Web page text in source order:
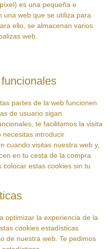
es una pequeña e
una web que se utiliza para
ello, se almacenan varios
web.
partes de la web funcionen
de usuario sigan
te facilitamos la visita
necesitas introducir
cuando visitas nuestra web y,
en tu cesta de la compra
estas cookies sin tu
optimizar la experiencia de la
cookies estadísticas
de nuestra web. Te pedimos